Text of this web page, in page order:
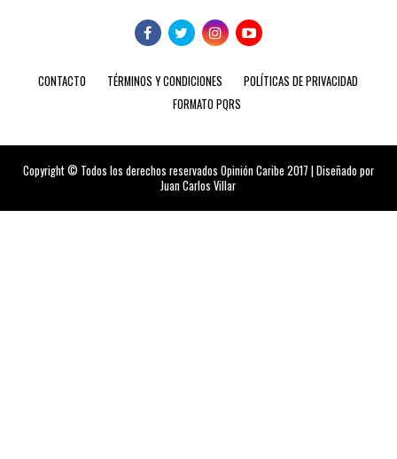
CONTACTO TÉRMINOS Y CONDICIONES
POLÍTICAS DE PRIVACIDAD
FORMATO PQRS
Copyright © Todos los derechos reservados Opinión Caribe 2017 | Diseñado por
Juan Carlos Villar